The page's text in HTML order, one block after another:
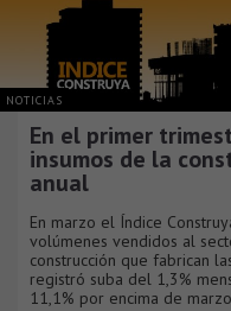
NOTICIAS
En el primer
insumos de la
anual
En marzo el Índice
volúmenes vendidos al
construcción que fabrican
registró suba del 1,3%
11,1% por encima de